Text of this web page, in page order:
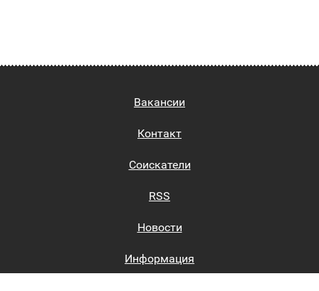
Вакансии
Контакт
Соискатели
RSS
Новости
Информация